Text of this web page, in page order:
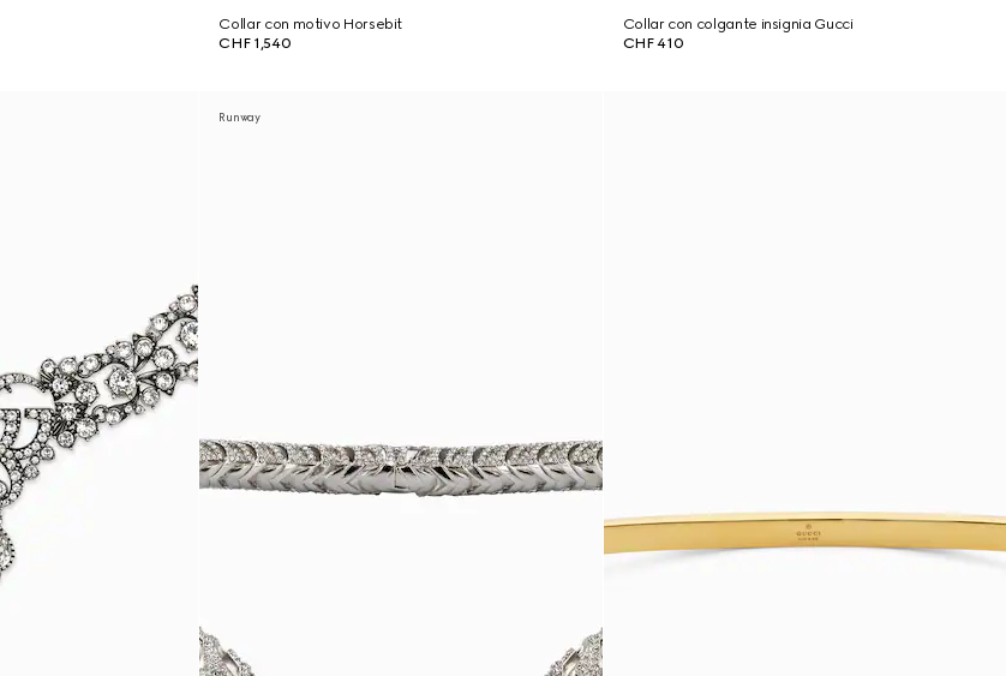
Collar con motivo Horsebit
CHF 1,540
Collar con colgante insignia Gucci
CHF 410
Runway